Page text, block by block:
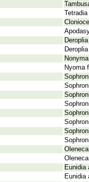
Nyoma
Eunidia
Eunidia